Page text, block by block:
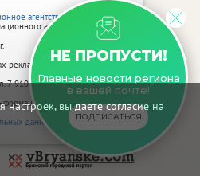
вы даете согласие на
НЕ ПРОПУСТИ!
Главные новости региона
в вашей почте!
ПОДПИСАТЬСЯ
агентство vRossii.ru
агентства vRossii.ru
рекламы.
7-910-267-70-40,
не предназначенную
данных